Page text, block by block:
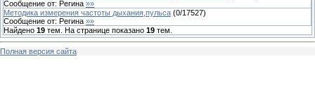
Сообщение от: Регина »»
Методика измерения частоты дыхания,пульса (0/17527)
Сообщение от: Регина »»
Найдено 19 тем. На странице показано 19 тем.
Полная версия сайта